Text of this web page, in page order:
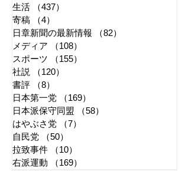
生活
（437）
寄稿
（4）
日章新聞の最新情報
（82）
メディア
（108）
スポーツ
（155）
社説
（120）
書評
（8）
日本第一党
（169）
日本派保守同盟
（58）
はやぶさ党
（7）
自民党
（50）
拉致事件
（10）
右派運動
（169）